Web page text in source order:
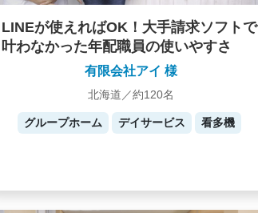
LINEが使えればOK！大手請求ソフトで
叶わなかった年配職員の使いやすさ
有限会社アイ 様
北海道／約120名
グループホーム デイサービス 看多機